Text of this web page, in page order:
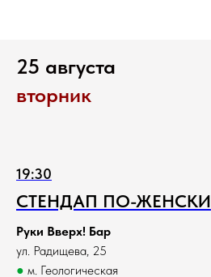
25 августа
вторник
19:30
СТЕНДАП ПО-ЖЕНСКИ
Руки Вверх! Бар
ул. Радищева, 25
● м. Геологическая